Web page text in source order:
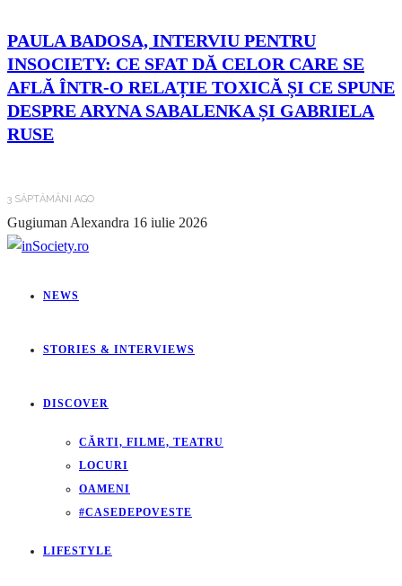
PAULA BADOSA, INTERVIU PENTRU
INSOCIETY: CE SFAT DĂ CELOR CARE SE
AFLĂ ÎNTR-O RELAȚIE TOXICĂ ȘI CE SPUNE
DESPRE ARYNA SABALENKA ȘI GABRIELA
RUSE
3 SĂPTĂMÂNI AGO
Gugiuman Alexandra 16 iulie 2026
NEWS
STORIES & INTERVIEWS
DISCOVER
CĂRTI, FILME, TEATRU
LOCURI
OAMENI
#CASEDEPOVESTE
LIFESTYLE